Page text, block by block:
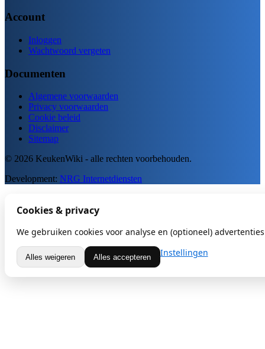
Account
Inloggen
Wachtwoord vergeten
Documenten
Algemene voorwaarden
Privacy voorwaarden
Cookie beleid
Disclaimer
Sitemap
© 2026 KeukenWiki - alle rechten voorbehouden.
Development: NRG Internetdiensten
Cookies & privacy
We gebruiken cookies voor analyse en (optioneel)
Alles weigeren Alles accepteren Instellingen